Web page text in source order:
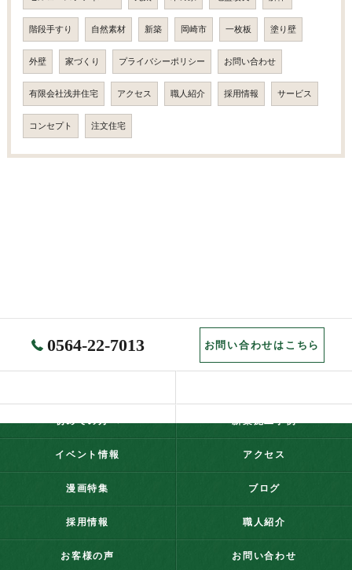
階段手すり 自然素材 新築 岡崎市 一枚板 塗り壁
外壁 家づくり プライバシーポリシー お問い合わせ
有限会社浅井住宅 アクセス 職人紹介 採用情報 サービス
コンセプト 注文住宅
0564-22-7013 お問い合わせはこちら
初めての方へ 新築施工事例
イベント情報 アクセス
漫画特集 ブログ
採用情報 職人紹介
お客様の声 お問い合わせ